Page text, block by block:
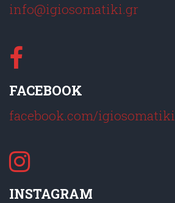
info@igiosomatiki.gr
FACEBOOK
facebook.com/igiosomatiki
INSTAGRAM